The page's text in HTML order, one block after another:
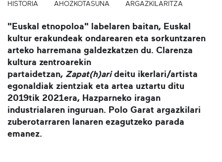
HISTORIA AHOZKOTASUNA ARGAZKILARITZA
"Euskal etnopoloa" labelaren baitan, Euskal
kultur erakundeak ondarearen eta sorkuntzaren
arteko harremana galdezkatzen du. Clarenza
kultura zentroarekin
partaidetzan, Zapat(h)arideitu ikerlari/artista
egonaldiak zientziak eta artea uztartu ditu
2019tik 2021era, Hazparneko iragan
industrialaren inguruan. Polo Garat argazkilari
zuberotarraren lanaren ezagutzeko parada
emanez.